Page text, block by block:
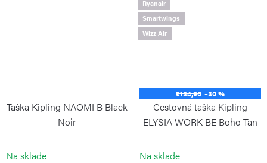
Taška Kipling NAOMI B Black
Noir
Na sklade
Ryanair
Smartwings
Wizz Air
€134,90 –30 %
Cestovná taška Kipling
ELYSIA WORK BE Boho Tan
Na sklade